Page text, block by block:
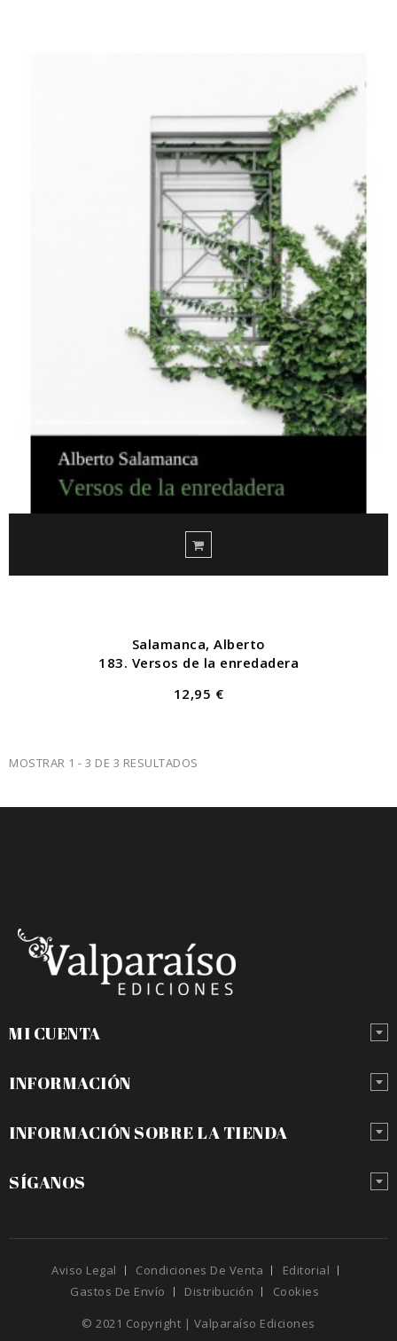
Salamanca, Alberto
183. Versos de la enredadera
12,95 €
MOSTRAR 1 - 3 DE 3 RESULTADOS
MI CUENTA
INFORMACIÓN
INFORMACIÓN SOBRE LA TIENDA
SÍGANOS
Aviso Legal Condiciones De Venta
Editorial
Gastos De Envío
Distribución
Cookies
© 2021 Copyright | Valparaíso Ediciones